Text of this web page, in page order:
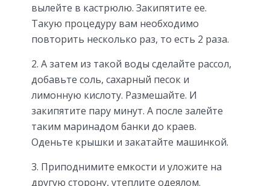
вылейте в кастрюлю. Закипятите ее.
Такую процедуру вам необходимо
повторить несколько раз, то есть 2 раза.
2. А затем из такой воды сделайте рассол,
добавьте соль, сахарный песок и
лимонную кислоту. Размешайте. И
закипятите пару минут. А после залейте
таким маринадом банки до краев.
Оденьте крышки и закатайте машинкой.
3. Приподнимите емкости и уложите на
другую сторону, утеплите одеялом.